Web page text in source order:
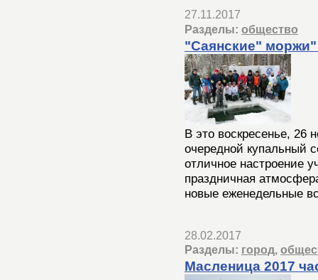
27.11.2017
Разделы: общество
"Саянские"
В это воскресенье, 26
очередной купальный
отличное настроение
праздничная
новые еженедельные
28.02.2017
Разделы: город,
Масленица 2017